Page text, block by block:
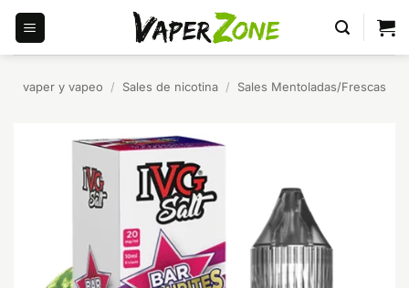
Saltar
contenido
vaper y vapeo / Sales de nicotina / Sales Mentoladas/Frescas